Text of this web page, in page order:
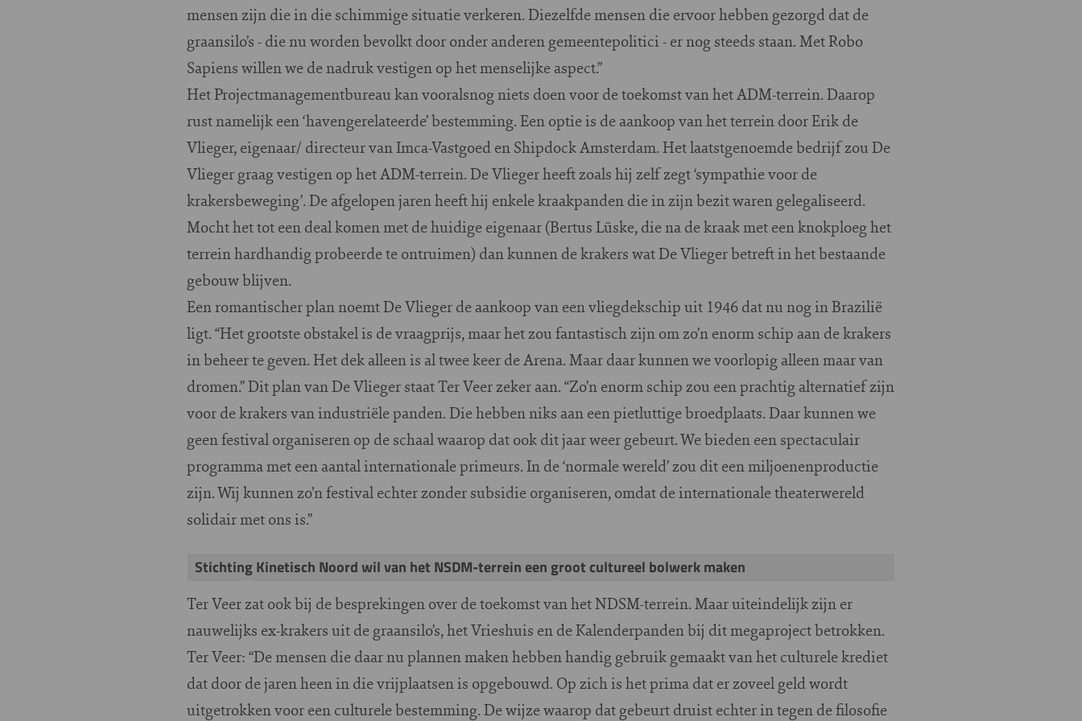
mensen zijn die in die schimmige situatie verkeren. Diezelfde mensen die ervoor hebben gezorgd dat de
graansilo’s - die nu worden bevolkt door onder anderen gemeentepolitici - er nog steeds staan. Met Robo
Sapiens willen we de nadruk vestigen op het menselijke aspect.”
Het Projectmanagementbureau kan vooralsnog niets doen voor de toekomst van het ADM-terrein. Daarop
rust namelijk een ‘havengerelateerde’ bestemming. Een optie is de aankoop van het terrein door Erik de
Vlieger, eigenaar/ directeur van Imca-Vastgoed en Shipdock Amsterdam. Het laatstgenoemde bedrijf zou De
Vlieger graag vestigen op het ADM-terrein. De Vlieger heeft zoals hij zelf zegt ‘sympathie voor de
krakersbeweging’. De afgelopen jaren heeft hij enkele kraakpanden die in zijn bezit waren gelegaliseerd.
Mocht het tot een deal komen met de huidige eigenaar (Bertus Lüske, die na de kraak met een knokploeg het
terrein hardhandig probeerde te ontruimen) dan kunnen de krakers wat De Vlieger betreft in het bestaande
gebouw blijven.
Een romantischer plan noemt De Vlieger de aankoop van een vliegdekschip uit 1946 dat nu nog in Brazilië
ligt. “Het grootste obstakel is de vraagprijs, maar het zou fantastisch zijn om zo’n enorm schip aan de krakers
in beheer te geven. Het dek alleen is al twee keer de Arena. Maar daar kunnen we voorlopig alleen maar van
dromen.” Dit plan van De Vlieger staat Ter Veer zeker aan. “Zo’n enorm schip zou een prachtig alternatief zijn
voor de krakers van industriële panden. Die hebben niks aan een pietluttige broedplaats. Daar kunnen we
geen festival organiseren op de schaal waarop dat ook dit jaar weer gebeurt. We bieden een spectaculair
programma met een aantal internationale primeurs. In de ‘normale wereld’ zou dit een miljoenenproductie
zijn. Wij kunnen zo’n festival echter zonder subsidie organiseren, omdat de internationale theaterwereld
solidair met ons is.”
Stichting Kinetisch Noord wil van het NSDM-terrein een groot cultureel bolwerk maken
Ter Veer zat ook bij de besprekingen over de toekomst van het NDSM-terrein. Maar uiteindelijk zijn er
nauwelijks ex-krakers uit de graansilo’s, het Vrieshuis en de Kalenderpanden bij dit megaproject betrokken.
Ter Veer: “De mensen die daar nu plannen maken hebben handig gebruik gemaakt van het culturele krediet
dat door de jaren heen in die vrijplaatsen is opgebouwd. Op zich is het prima dat er zoveel geld wordt
uitgetrokken voor een culturele bestemming. De wijze waarop dat gebeurt druist echter in tegen de filosofie